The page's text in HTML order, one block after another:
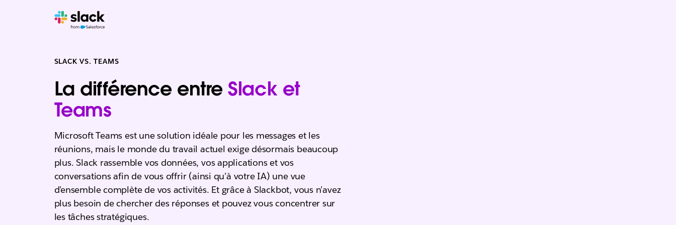
SLACK VS. TEAMS
La différence entreSlack et
Teams
Microsoft Teams est une solution idéale pour les messages et les
réunions, mais le monde du travail actuel exige désormais beaucoup
plus. Slack rassemble vos données, vos applications et vos
conversations afin de vous offrir (ainsi qu’à votre IA) une vue
d’ensemble complète de vos activités. Et grâce à Slackbot, vous n’avez
plus besoin de chercher des réponses et pouvez vous concentrer sur
les tâches stratégiques.